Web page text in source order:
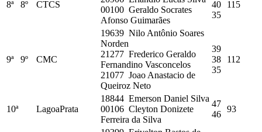
8ª 8º CTCS
00100 Geraldo Socrates
Afonso Guimarães
40
35
115
9ª 9º CMC
19639 Nilo Antônio Soares
Norden
21277 Frederico Geraldo
Fernandino Vasconcelos
21077 Joao Anastacio de
Queiroz Neto
39
38
35
112
10ª LagoaPrata
18844 Emerson Daniel Silva
00106 Cleyton Donizete
Ferreira da Silva
47
46
93